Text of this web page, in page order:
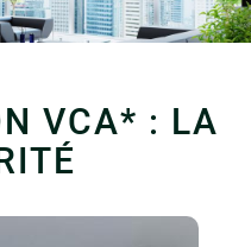
VCA* : LA